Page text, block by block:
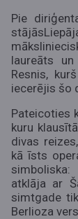
Pie
stājās
laureāts
Resnis,
iecerējis šo
Pateicoties
kuru
divas
kā īsts
atklāja ar
simtgade
Berlioza